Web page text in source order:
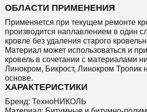
ОБЛАСТИ ПРИМЕНЕНИЯ
Применяется при текущем ремонте
производится наплавлением в один
кровле без удаления старого
Материал может использоваться и
кровель в сочетании с материалами
Линокром, Бикрост, Линокром Тропик
основе.
ХАРАКТЕРИСТИКИ
Бренд: ТехноНИКОЛЬ